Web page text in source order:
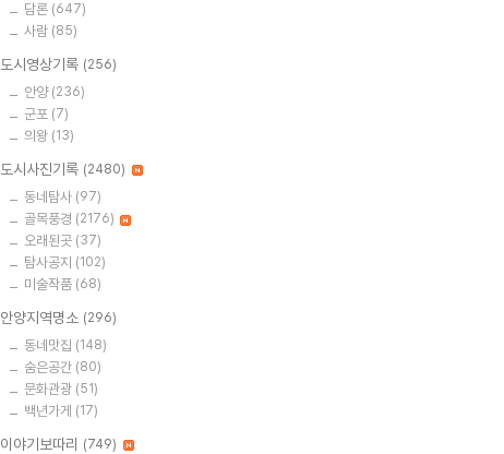
담론 (647)
사람 (85)
도시영상기록 (256)
안양 (236)
군포 (7)
의왕 (13)
도시사진기록 (2480)
동네탐사 (97)
골목풍경 (2176)
오래된곳 (37)
탐사공지 (102)
미술작품 (68)
안양지역명소 (296)
동네맛집 (148)
숨은공간 (80)
문화관광 (51)
백년가게 (17)
이야기보따리 (749)